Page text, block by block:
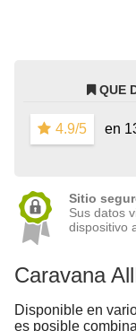
QUE
4.9/5
en
Sitio
Sus datos
dispositivo
Caravana
Disponible en
es posible